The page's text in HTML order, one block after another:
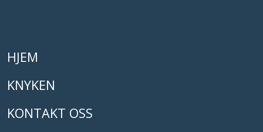
HJEM
KNYKEN
KONTAKT OSS